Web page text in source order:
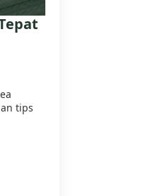
tips